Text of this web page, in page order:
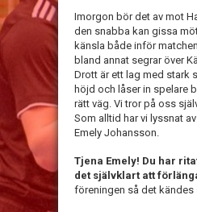
Imorgon bör det av mot
den snabba kan gissa
känsla både inför
bland annat segrar över
Drott är ett lag med stark
höjd och låser in spelare
rätt väg. Vi tror på oss
Som alltid har vi lyssnat
Emely Johansson.
Tjena Emely! Du har
det självklart att
föreningen så det kändes